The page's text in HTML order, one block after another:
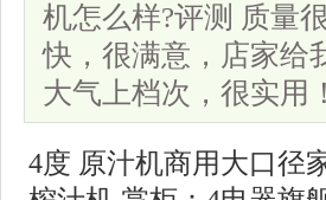
机怎么样?评测 质量
快，很满意，店家给
大气上档次，很实用
4度 原汁机商用大口径